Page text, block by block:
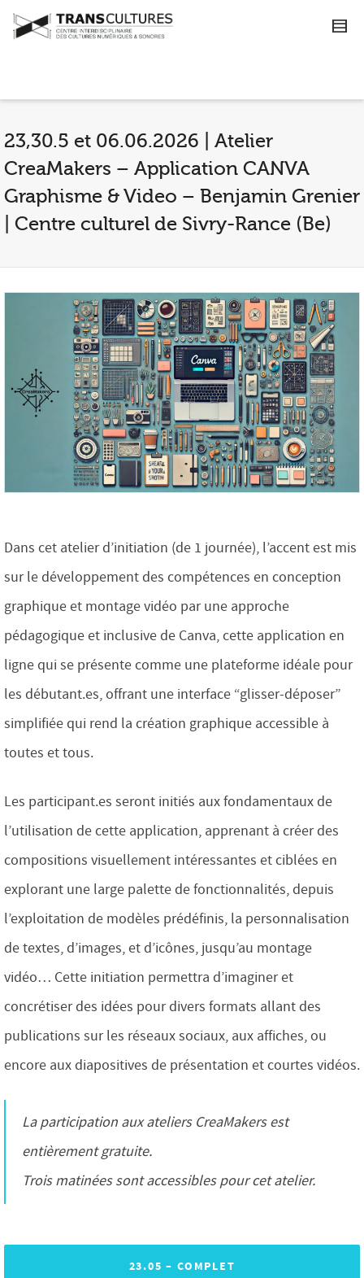
23,30.5 et 06.06.2026 | Atelier
CreaMakers – Application CANVA
Graphisme & Video – Benjamin Grenier
| Centre culturel de Sivry-Rance (Be)
Dans cet atelier d’initiation (de 1 journée), l’accent est mis
sur le développement des compétences en conception
graphique et montage vidéo par une approche
pédagogique et inclusive de Canva, cette application en
ligne qui se présente comme une plateforme idéale pour
les débutant.es, offrant une interface “glisser-déposer”
simplifiée qui rend la création graphique accessible à
toutes et tous.
Les participant.es seront initiés aux fondamentaux de
l’utilisation de cette application, apprenant à créer des
compositions visuellement intéressantes et ciblées en
explorant une large palette de fonctionnalités, depuis
l’exploitation de modèles prédéfinis, la personnalisation
de textes, d’images, et d’icônes, jusqu’au montage
vidéo… Cette initiation permettra d’imaginer et
concrétiser des idées pour divers formats allant des
publications sur les réseaux sociaux, aux affiches, ou
encore aux diapositives de présentation et courtes vidéos.
La participation aux ateliers CreaMakers est
entièrement gratuite.
Trois matinées sont accessibles pour cet atelier.
23.05 – COMPLET